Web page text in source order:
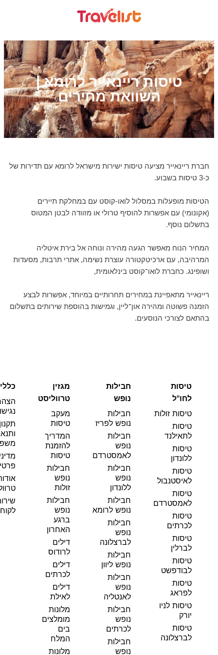
טיסות ריינאייר לרומא |
השוואת מחירים
חברת ריינאייר מציעה טיסות ישירות מישראל לרומא עם תדירות של
כ-3 טיסות בשבוע.
הטיסות מופעלות במסלול לואו-קוסט עם במחלקת תיירים
(אקונומי) עם אפשרות להוסיף טרולי או מזוודה לבטן המטוס
בתשלום נוסף.
המחיר הנוח מאפשר הגעה מהירה ונוחה אל בירת איטליה
המרהיבה, עם ארכיטקטורה עוצרת נשימה, אתרי תרבות, מסעדות
ושופינג. כחברת לואו־קוסט בינלאומית,
ריינאייר מתאפיינת במחירים תחרותיים במיוחד, אפשרות לבצע
הזמנה פשוטה ומהירה און־ליין, וגמישות בהוספת שירותים בתשלום
בהתאם לצורכי הנוסעים.
טיסות
לחו"ל
טיסות זולות
טיסות
לתאילנד
טיסות
ללונדון
טיסות
לאיסטנבול
טיסות
לאמסטרדם
טיסות
לכרתים
טיסות
לברלין
טיסות
לבודפשט
טיסות
לפראג
טיסות לניו
יורק
טיסות
לברצלונה
חבילות
נופש
חבילות
נופש לפריז
חבילות
נופש
לאמסטרדם
חבילות
נופש
ללונדון
חבילות
נופש לרומא
חבילות
נופש
לברצלונה
חבילות
נופש ליוון
חבילות
נופש
לאנטליה
חבילות
נופש
לכרתים
חבילות
נופש
מגזין
טרווליסט
מעקב
טיסות
המדריך
להזמנת
טיסות
חבילות
נופש
זולות
חבילות
נופש
ברגע
האחרון
דילים
לרודוס
דילים
לכרתים
דילים
לאילת
מלונות
מומלצים
בים
המלח
מלונות
כללי